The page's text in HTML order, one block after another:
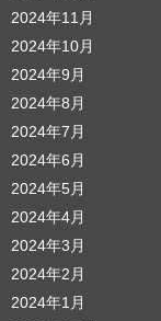
2024年11月
2024年10月
2024年9月
2024年8月
2024年7月
2024年6月
2024年5月
2024年4月
2024年3月
2024年2月
2024年1月